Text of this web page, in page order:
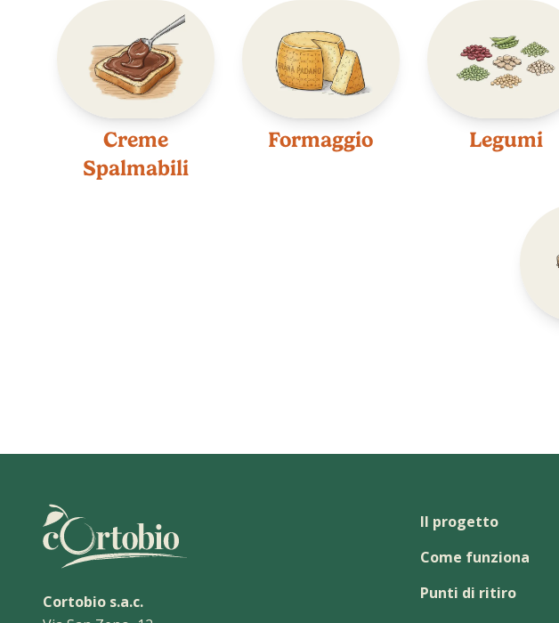
Creme
Spalmabili
Formaggio Legumi
Cortobio s.a.c.
Il progetto
Come funziona
Punti di ritiro